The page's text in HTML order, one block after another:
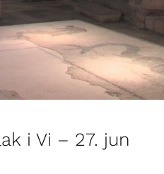
i Vi – 27. jun